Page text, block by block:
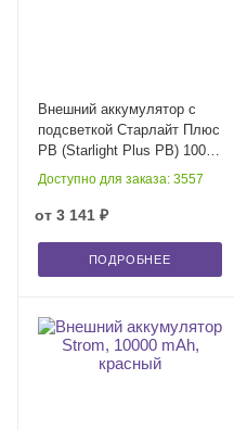
Внешний аккумулятор с
подсветкой Старлайт Плюс
PB (Starlight Plus PB) 10000
mAh, зеленый
Доступно для заказа: 3557
от 3 141 ₽
ПОДРОБНЕЕ